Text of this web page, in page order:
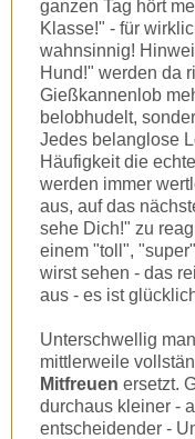
ganzen Tag hört
Klasse!" - für
wahnsinnig!
Hund!" werden da
Gießkannenlob
belobhudelt,
Jedes belanglose
Häufigkeit die
werden immer
aus, auf das
sehe Dich!" zu
einem "toll",
wirst sehen - das
aus - es ist
Unterschwellig
mittlerweile
Mitfreuen ersetzt.
durchaus kleiner -
entscheidender -